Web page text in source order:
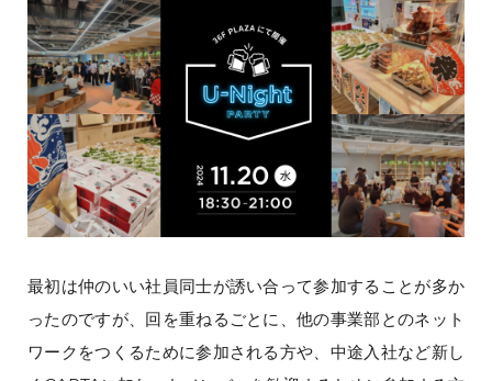
最初は仲のいい社員同士が誘い合って参加することが多か
ったのですが、回を重ねるごとに、他の事業部とのネット
ワークをつくるために参加される方や、中途入社など新し